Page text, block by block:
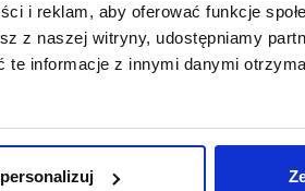
i reklam, aby oferować funkcje
z naszej witryny, udostępniamy
informacje z innymi danymi
trend – mamy coraz więcej
uczestników Forum” – mówi
w czasie rzeczywistym